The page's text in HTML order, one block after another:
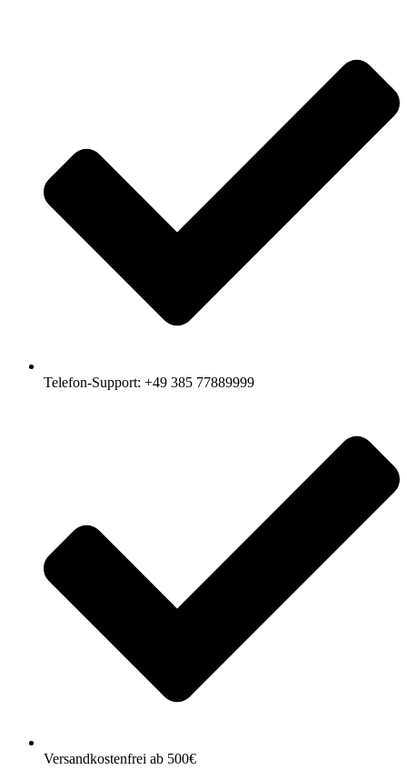
Telefon-Support: +49 385 77889999
Versandkostenfrei ab 500€